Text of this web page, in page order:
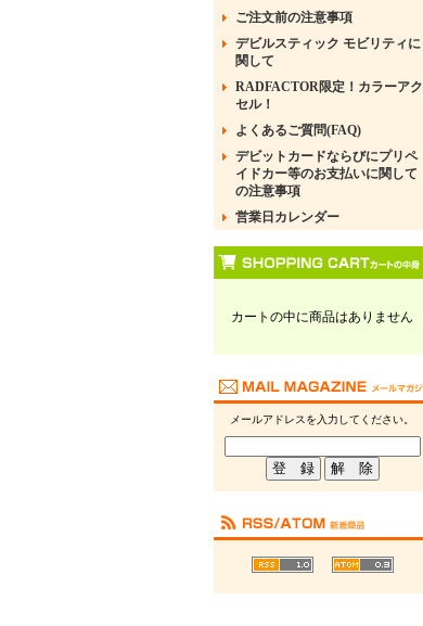
ご注文前の注意事項
デビルスティック モビリティに
関して
RADFACTOR限定！カラーアク
セル！
よくあるご質問(FAQ)
デビットカードならびにプリペ
イドカー等のお支払いに関して
の注意事項
営業日カレンダー
カートの中に商品はありません
メールアドレスを入力してください。